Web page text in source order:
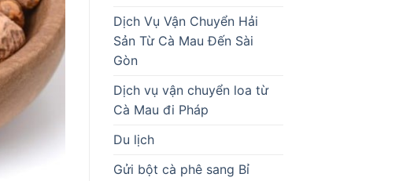
Dịch Vụ Vận Chuyển Hải
Sản Từ Cà Mau Đến Sài
Gòn
Dịch vụ vận chuyển loa từ
Cà Mau đi Pháp
Du lịch
Gửi bột cà phê sang Bỉ